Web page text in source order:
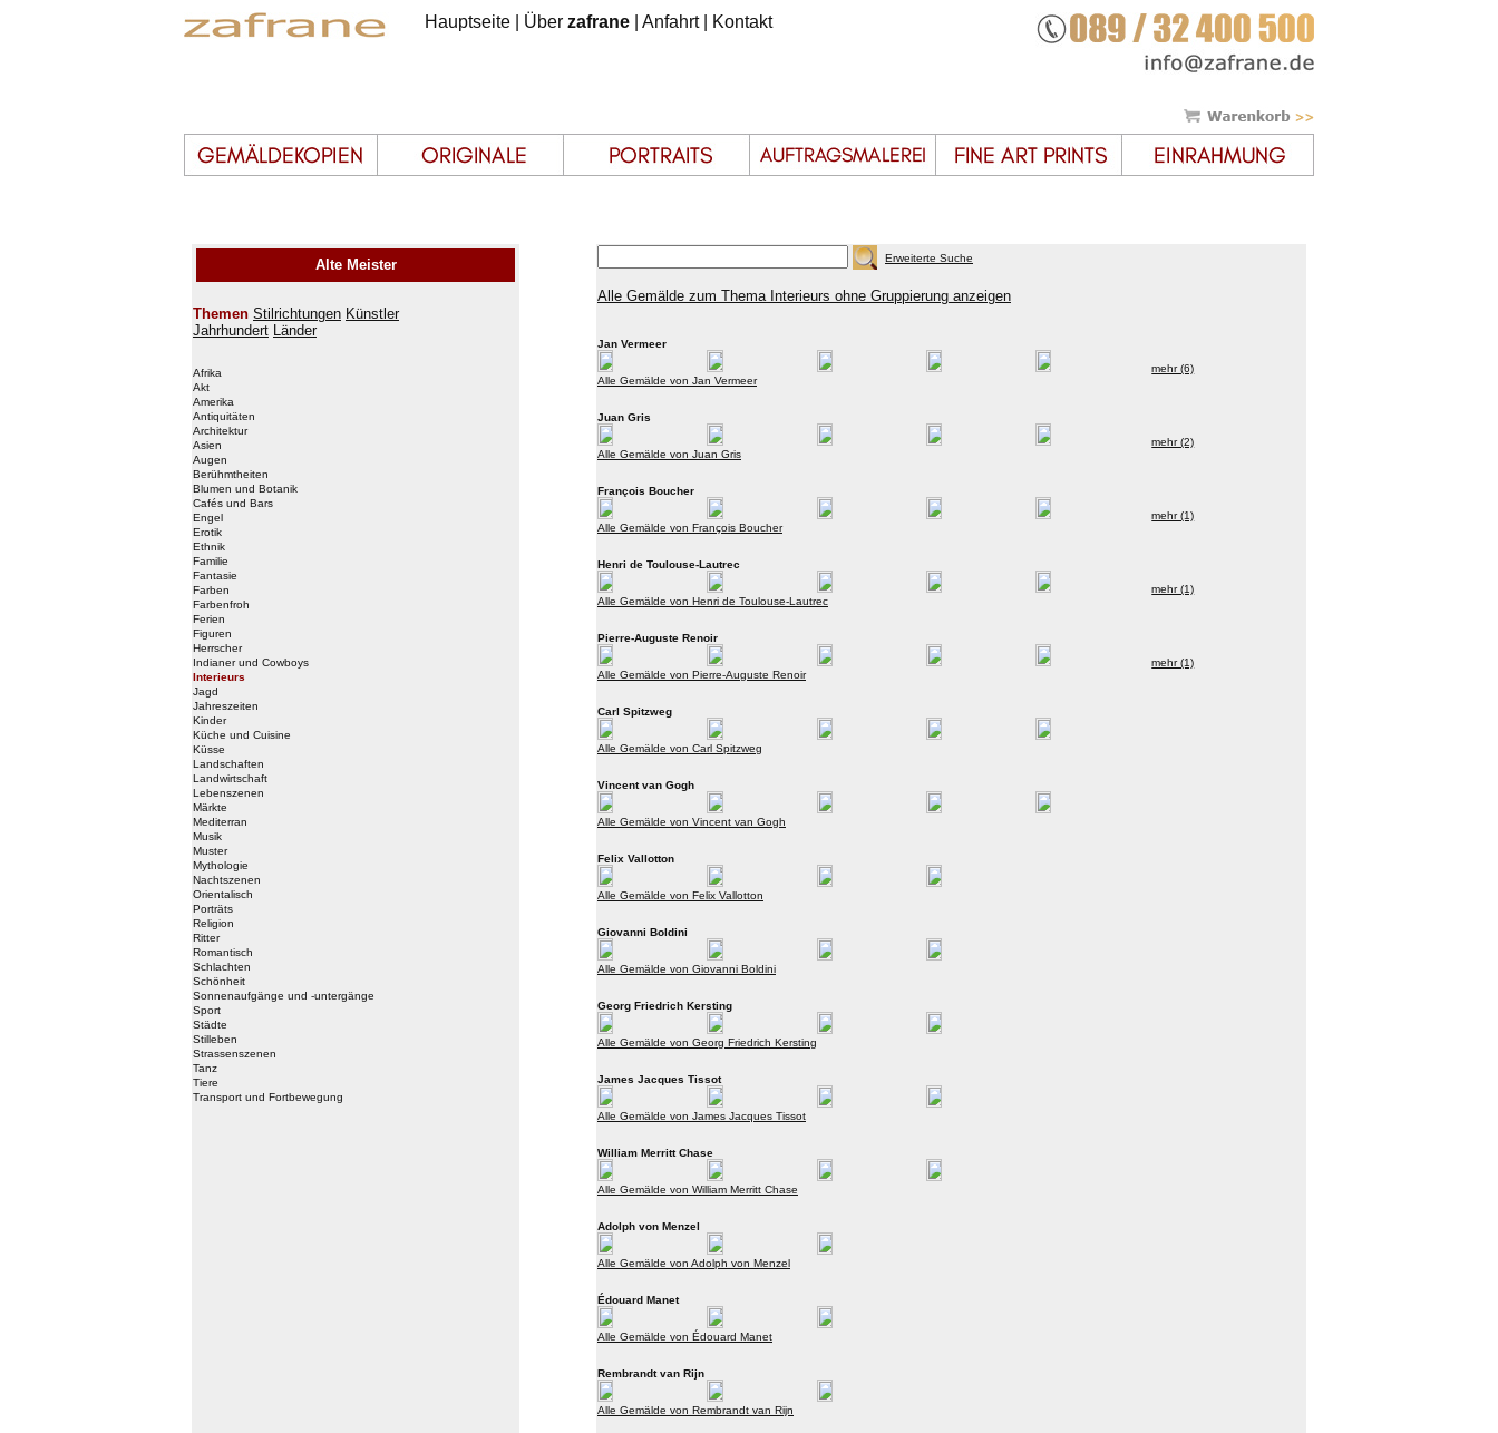
Hauptseite Über zafrane Anfahrt| Kontakt
Alte Meister
Themen Stilrichtungen Künstler
Jahrhundert Länder
Afrika
Akt
Amerika
Antiquitäten
Architektur
Asien
Augen
Berühmtheiten
Blumen und Botanik
Cafés und Bars
Engel
Erotik
Ethnik
Familie
Fantasie
Farben
Farbenfroh
Ferien
Figuren
Herrscher
Indianer und Cowboys
Interieurs
Jagd
Jahreszeiten
Kinder
Küche und Cuisine
Küsse
Landschaften
Landwirtschaft
Lebenszenen
Märkte
Mediterran
Musik
Muster
Mythologie
Nachtszenen
Orientalisch
Porträts
Religion
Ritter
Romantisch
Schlachten
Schönheit
Sonnenaufgänge und -untergänge
Sport
Städte
Stilleben
Strassenszenen
Tanz
Tiere
Transport und Fortbewegung
Erweiterte Suche
Alle Gemälde zum Thema Interieurs ohne Gruppierung anzeigen
Jan Vermeer
mehr (6)
Alle Gemälde von Jan Vermeer
Juan Gris
mehr (2)
Alle Gemälde von Juan Gris
François Boucher
mehr (1)
Alle Gemälde von François Boucher
Henri de Toulouse-Lautrec
mehr (1)
Alle Gemälde von Henri de Toulouse-Lautrec
Pierre-Auguste Renoir
mehr (1)
Alle Gemälde von Pierre-Auguste Renoir
Carl Spitzweg
Alle Gemälde von Carl Spitzweg
Vincent van Gogh
Alle Gemälde von Vincent van Gogh
Felix Vallotton
Alle Gemälde von Felix Vallotton
Giovanni Boldini
Alle Gemälde von Giovanni Boldini
Georg Friedrich Kersting
Alle Gemälde von Georg Friedrich Kersting
James Jacques Tissot
Alle Gemälde von James Jacques Tissot
William Merritt Chase
Alle Gemälde von William Merritt Chase
Adolph von Menzel
Alle Gemälde von Adolph von Menzel
Édouard Manet
Alle Gemälde von Édouard Manet
Rembrandt van Rijn
Alle Gemälde von Rembrandt van Rijn